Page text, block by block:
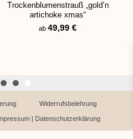
Trockenblumenstrauß „gold’n
artichoke xmas“
ab 49,99 €
Widerrufsbelehrung
| Datenschutzerklärung